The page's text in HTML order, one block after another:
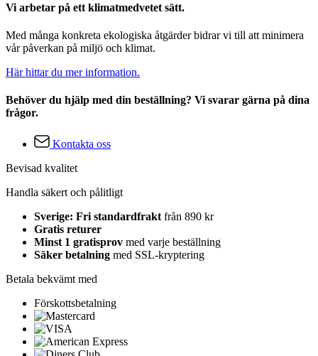
Vi arbetar på ett klimatmedvetet sätt.
Med många konkreta ekologiska åtgärder bidrar vi till att minimera
vår påverkan på miljö och klimat.
Här hittar du mer information.
Behöver du hjälp med din beställning? Vi svarar gärna på dina
frågor.
Kontakta oss
Bevisad kvalitet
Handla säkert och pålitligt
Sverige: Fri standardfrakt från 890 kr
Gratis returer
Minst 1 gratisprov med varje beställning
Säker betalning med SSL-kryptering
Betala bekvämt med
Förskottsbetalning